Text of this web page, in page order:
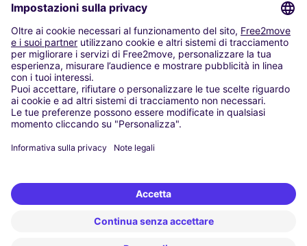
LE NOSTRE CITTÀ
Paris
Madrid
Washington DC
Milano
Roma
Torino
Vienna
Berlino
Düsseldorf